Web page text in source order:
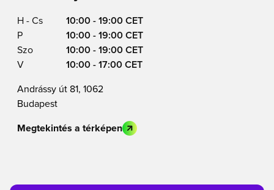
H - Cs
10:00 - 19:00 CET
P
10:00 - 19:00 CET
Szo
10:00 - 19:00 CET
V
10:00 - 17:00 CET
Andrássy út 81, 1062
Budapest
Megtekintés a térképen